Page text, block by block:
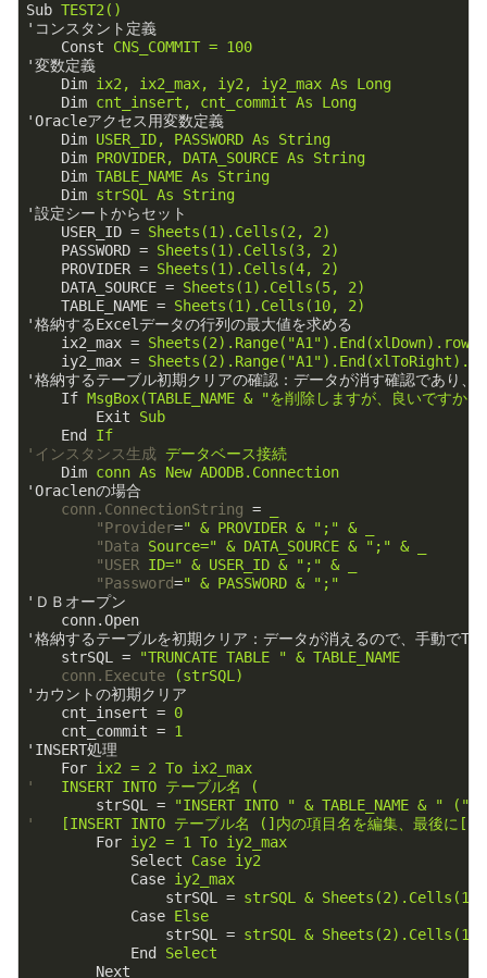
Sub TEST2()
'コンスタント定義
Const
CNS_COMMIT = 100
'変数定義
Dim ix2, ix2_max, iy2, iy2_max As Long
Dim cnt_insert, cnt_commit As Long
'Oracleアクセス用変数定義
Dim USER_ID, PASSWORD As String
Dim PROVIDER, DATA_SOURCE As String
Dim TABLE_NAME As String
Dim strSQL As String
'設定シートからセット
USER_ID = Sheets(1).Cells(2, 2)
PASSWORD = Sheets(1).Cells(3, 2)
PROVIDER = Sheets(1).Cells(4, 2)
DATA_SOURCE = Sheets(1).Cells(5, 2)
TABLE_NAME = Sheets(1).Cells(10, 2)
'格納するExcelデータの行列の最大値を求める
ix2_max = Sheets(2).Range("A1").End(xlDown).row
iy2_max =
'格納するテーブル初期クリアの確認：データが消す確認であり、
If MsgBox(TABLE_NAME & "を削除しますが、良いで
Exit
Sub
End
If
'インスタンス生成 データベース接続
Dim conn As New ADODB.Connection
'Oraclenの場合
conn.ConnectionString =
"Provider=" & PROVIDER & ";" & _
"Data
Source=" & DATA_SOURCE & ";" & _
"USER ID=" & USER_ID & ";" & _
"Password=" & PASSWORD & ";"
'ＤＢオープン
conn.Open
'格納するテーブルを初期クリア：データが消えるので、手動で
strSQL
=
"TRUNCATE TABLE " & TABLE_NAME
conn.Execute
(strSQL)
'カウントの初期クリア
cnt_insert = 0
cnt_commit = 1
'INSERT処理
For ix2 = 2 To ix2_max
'
INSERT INTO テーブル名 (
strSQL
=
"INSERT INTO " & TABLE_NAME & " ("
'
[INSERT INTO テーブル名 (]内の項目名を編集、最後に
For iy2 = 1 To iy2_max
Select
Case iy2
Case iy2_max
strSQL
= strSQL & Sheets(2).Cells(1,
Case Else
strSQL
= strSQL &
End
Select
Next